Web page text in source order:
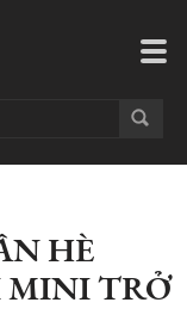
HÈ
MINI TRỞ